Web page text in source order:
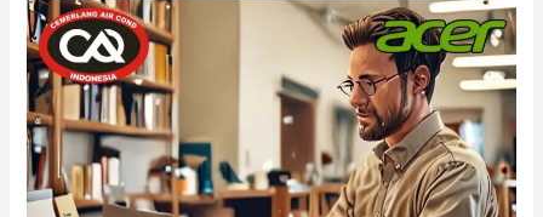
5
Laptop
Acer
ber
TKDN
termurah